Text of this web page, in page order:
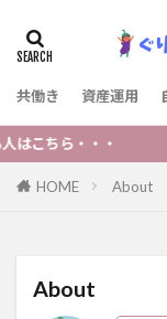
共働き 資産運用
・
HOME About
About